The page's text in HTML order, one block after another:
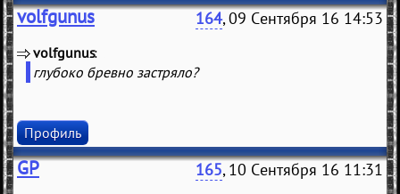
volfgunus 164, 09 Сентября 16 14:53
volfgunus
глубоко бревно застряло?
Профиль
GP 165, 10 Сентября 16 11:31